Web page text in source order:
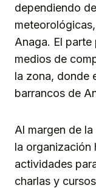
dependiendo
Anaga. El
medios de
la zona, donde
barrancos de
Al margen de
la organización
actividades
charlas y